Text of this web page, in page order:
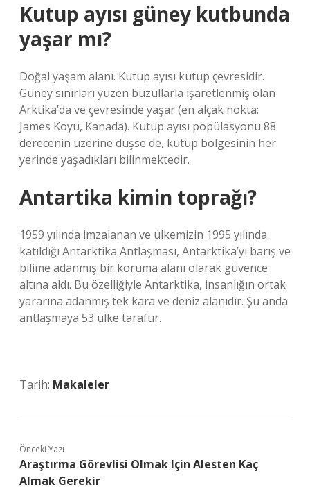
Kutup ayısı güney kutbunda
yaşar mı?
Doğal yaşam alanı. Kutup ayısı kutup çevresidir.
Güney sınırları yüzen buzullarla işaretlenmiş olan
Arktika’da ve çevresinde yaşar (en alçak nokta:
James Koyu, Kanada). Kutup ayısı popülasyonu 88
derecenin üzerine düşse de, kutup bölgesinin her
yerinde yaşadıkları bilinmektedir.
Antartika kimin toprağı?
1959 yılında imzalanan ve ülkemizin 1995 yılında
katıldığı Antarktika Antlaşması, Antarktika’yı barış ve
bilime adanmış bir koruma alanı olarak güvence
altına aldı. Bu özelliğiyle Antarktika, insanlığın ortak
yararına adanmış tek kara ve deniz alanıdır. Şu anda
antlaşmaya 53 ülke taraftır.
Tarih: Makaleler
Önceki Yazı
Araştırma Görevlisi Olmak Için Alesten Kaç
Almak Gerekir